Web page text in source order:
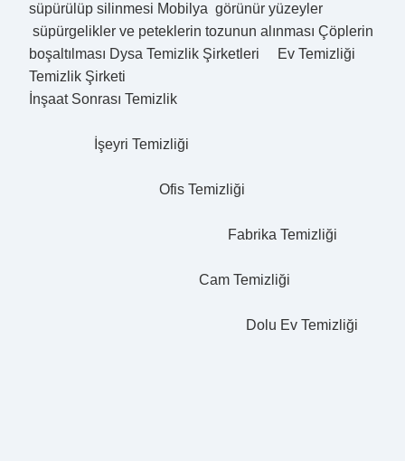
süpürülüp silinmesi Mobilya görünür yüzeyler
süpürgelikler ve peteklerin tozunun alınması Çöplerin
boşaltılması Dysa Temizlik Şirketleri Ev Temizliği
Temizlik Şirketi
İnşaat Sonrası Temizlik
İşeyri Temizliği
Ofis Temizliği
Fabrika Temizliği
Cam Temizliği
Dolu Ev Temizliği